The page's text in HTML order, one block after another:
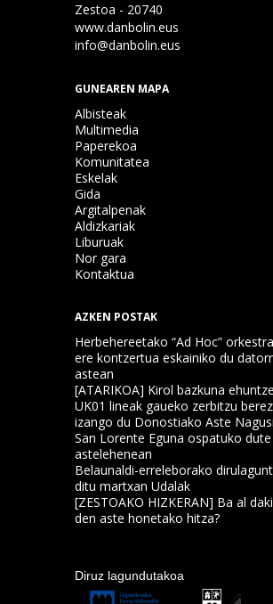
Zestoa - 20740
www.danbolin.eus
info@danbolin.eus
GUNEAREN MAPA
Albisteak
Multimedia
Paperekoa
Komunitatea
Eskelak
Gida
Argitalpenak
Aldizkariak
Liburuak
Nor gara
Kontaktua
AZKEN POSTAK
Herbehereetako “Ad Hoc”
ere kontzertua eskainiko du
astean
[ATARIKOA] Kirol bazkuna
UK01 lineak gaueko zerbitzu
izango du Donostiako Aste
San Lorente Eguna ospatuko dute
astelehenean
Belaunaldi-erreleborako
ditu martxan Udalak
[ZESTOAKO HIZKERAN] Ba al
den aste honetako hitza?
Diruz lagundutakoa